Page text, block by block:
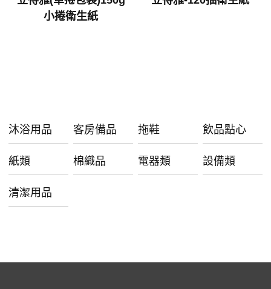
小捲衛生紙
沐浴用品 客房備品 拖鞋 飲品點心
紙類 棉織品 電器類 設備類
清潔用品